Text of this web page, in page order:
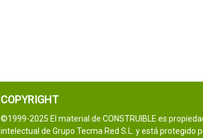
COPYRIGHT
©1999-2025 El material de CONSTRUIBLE es
intelectual de Grupo Tecma Red S.L. y está protegido